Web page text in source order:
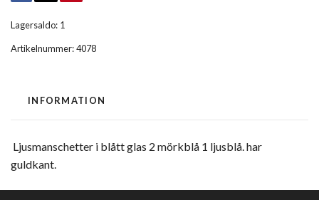
Lagersaldo: 1
Artikelnummer:4078
INFORMATION
Ljusmanschetter i blått glas 2 mörkblå 1 ljusblå. har
guldkant.